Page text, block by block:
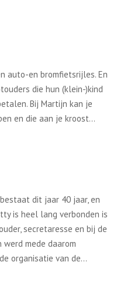
auto-en bromfietsrijles. En
die hun (klein-)kind
Bij Martijn kan je
en die aan je kroost...
dit jaar 40 jaar, en
is heel lang verbonden is
secretaresse en bij de
mede daarom
organisatie van de...